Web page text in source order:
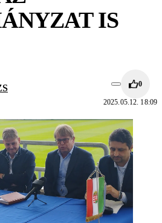
IS
0
2025.05.12. 18:09